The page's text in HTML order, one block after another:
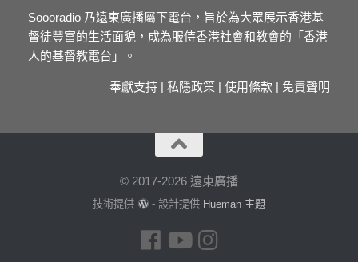
Soooradio 乃遠東廣播屬下電台，旨於為大眾展示香港基
督徒豐富的生活面貌，成為服侍香港社會和教會的「香港
人的基督教電台」。
奉獻支持 | 私隱政策 | 使用條款 | 免責聲明
© 2017-2026 遠東廣播
技術提供 - 設計提供 Hueman 主題